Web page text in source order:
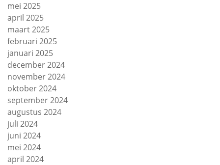
mei 2025
april 2025
maart 2025
februari 2025
januari 2025
december 2024
november 2024
oktober 2024
september 2024
augustus 2024
juli 2024
juni 2024
mei 2024
april 2024